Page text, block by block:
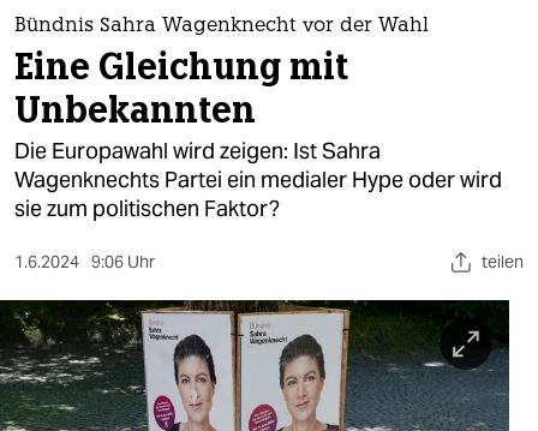
themen
politik
öko
gesellschaft
sport
berlin
nord
Bündnis Sahra Wagenknecht vor der Wahl
Eine Gleichung mit
Unbekannten
Die Europawahl wird zeigen: Ist Sahra
Wagenknechts Partei ein medialer Hype oder wird
sie zum politischen Faktor?
1.6.2024 9:06 Uhr teilen